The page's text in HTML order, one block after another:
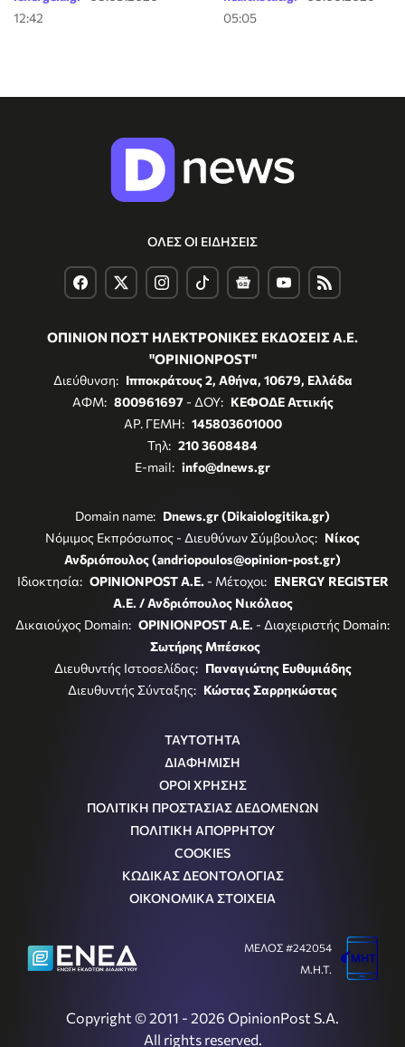
12:42
05:05
ΟΛΕΣ ΟΙ ΕΙΔΗΣΕΙΣ
ΟΠΙΝΙΟΝ ΠΟΣΤ ΗΛΕΚΤΡΟΝΙΚΕΣ ΕΚΔΟΣΕΙΣ Α.Ε.
"OPINIONPOST"
Διεύθυνση: Ιπποκράτους 2, Αθήνα, 10679, Ελλάδα
ΑΦΜ: 800961697- ΔΟΥ: ΚΕΦΟΔΕ Αττικής
ΑΡ. ΓΕΜΗ: 145803601000
Τηλ: 210 3608484
E-mail: info@dnews.gr
Domain name: Dnews.gr (Dikaiologitika.gr)
Νόμιμος Εκπρόσωπος - Διευθύνων Σύμβουλος: Νίκος
Ανδριόπουλος (andriopoulos@opinion-post.gr)
Ιδιοκτησία: OPINIONPOST A.E. - Μέτοχοι: ENERGY REGISTER
Α.Ε. / Ανδριόπουλος Νικόλαος
Δικαιούχος Domain: OPINIONPOST A.E. - Διαχειριστής Domain:
Σωτήρης Μπέσκος
Διευθυντής Ιστοσελίδας: Παναγιώτης Ευθυμιάδης
Διευθυντής Σύνταξης: Κώστας Σαρρηκώστας
ΤΑΥΤΟΤΗΤΑ
ΔΙΑΦΗΜΙΣΗ
ΟΡΟΙ ΧΡΗΣΗΣ
ΠΟΛΙΤΙΚΗ ΠΡΟΣΤΑΣΙΑΣ ΔΕΔΟΜΕΝΩΝ
ΠΟΛΙΤΙΚΗ ΑΠΟΡΡΗΤΟΥ
COOKIES
ΚΩΔΙΚΑΣ ΔΕΟΝΤΟΛΟΓΙΑΣ
ΟΙΚΟΝΟΜΙΚΑ ΣΤΟΙΧΕΙΑ
Copyright © 2011 - 2026 OpinionPost S.A.
All rights reserved.
ΜΕΛΟΣ #242054
Μ.Η.Τ.